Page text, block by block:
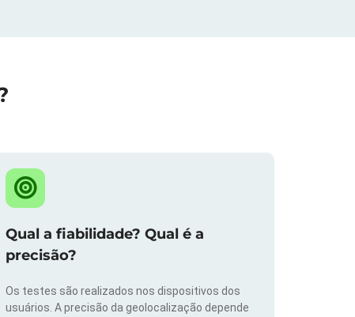
Qual a fiabilidade? Qual é a
precisão?
Os testes são realizados nos dispositivos dos
usuários. A precisão da geolocalização depende